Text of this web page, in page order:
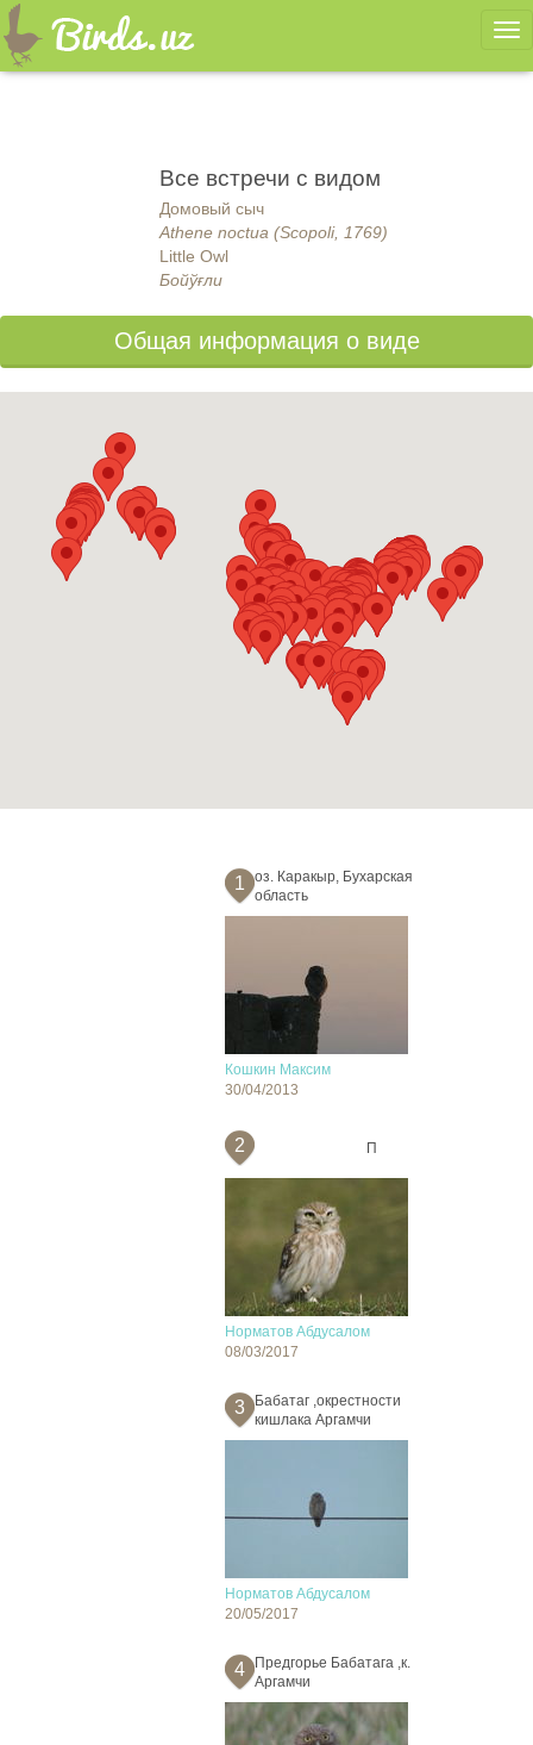
Все встречи с видом
Домовый сыч
Athene noctua (Scopoli, 1769)
Little Owl
Бойўғли
Общая информация о виде
1
оз. Каракыр, Бухарская
область
Кошкин Максим
30/04/2013
2 П
Норматов Абдусалом
08/03/2017
3
Бабатаг ,окрестности
кишлака Аргамчи
Норматов Абдусалом
20/05/2017
4
Предгорье Бабатага ,к.
Аргамчи